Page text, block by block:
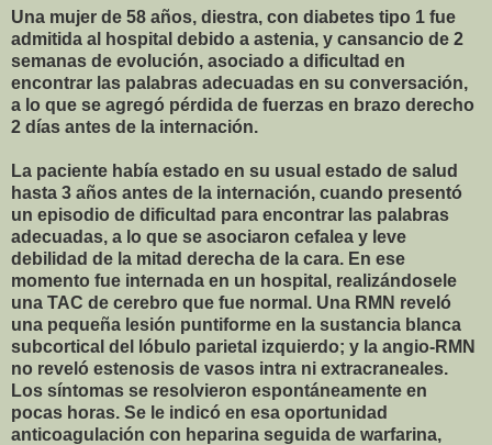
Una mujer de 58 años, diestra, con diabetes tipo 1 fue
admitida al hospital debido a astenia, y cansancio de 2
semanas de evolución, asociado a dificultad en
encontrar las palabras adecuadas en su conversación,
a lo que se agregó pérdida de fuerzas en brazo derecho
2 días antes de la internación.
La paciente había estado en su usual estado de salud
hasta 3 años antes de la internación, cuando presentó
un episodio de dificultad para encontrar las palabras
adecuadas, a lo que se asociaron cefalea y leve
debilidad de la mitad derecha de la cara. En ese
momento fue internada en un hospital, realizándosele
una TAC de cerebro que fue normal. Una RMN reveló
una pequeña lesión puntiforme en la sustancia blanca
subcortical del lóbulo parietal izquierdo; y la angio-RMN
no reveló estenosis de vasos intra ni extracraneales.
Los síntomas se resolvieron espontáneamente en
pocas horas. Se le indicó en esa oportunidad
anticoagulación con heparina seguida de warfarina,